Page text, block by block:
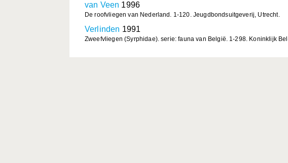
van Veen 1996
De roofvliegen van Nederland. 1-120. Jeugdbondsuitgeverij, Utrecht.
Verlinden 1991
Zweefvliegen (Syrphidae). serie: fauna van België. 1-298. Koninklijk